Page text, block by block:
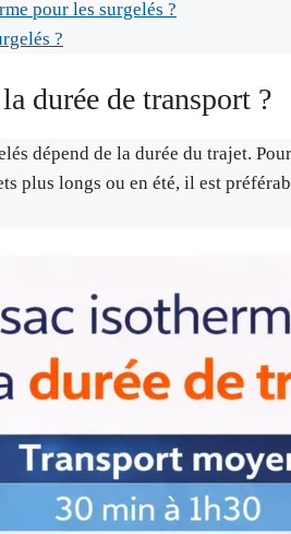
pour les surgelés ?
?
durée de transport ?
dépend de la durée du trajet.
plus longs ou en été, il est